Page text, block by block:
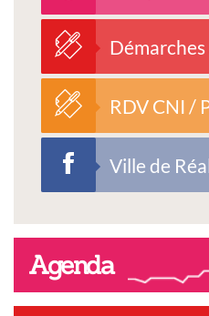
RDV CNI /
Ville de
Agenda